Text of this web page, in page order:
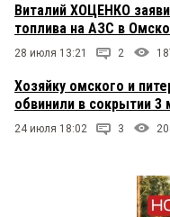
Виталий ХОЦЕНКО
топлива на АЗС в
28 июля 13:21 2
Хозяйку омского и
обвинили в сокрытии 3
24 июля 18:02 3